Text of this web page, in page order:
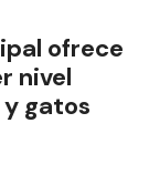
ofrece
nivel
gatos